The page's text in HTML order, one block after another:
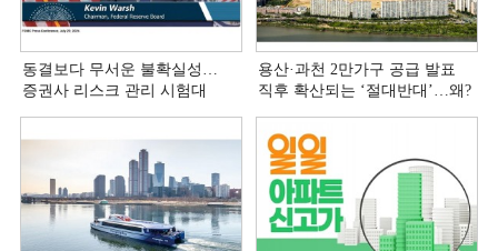
동결보다 무서운 불확실성…
증권사 리스크 관리 시험대
용산·과천 2만가구 공급 발표
직후 확산되는 ‘절대반대’…왜?